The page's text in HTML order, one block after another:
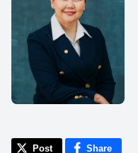
Post Share